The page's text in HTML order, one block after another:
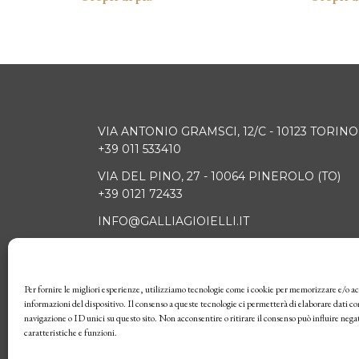
Per fornire le migliori esperienze, utilizziamo tecnologie come i cookie per memorizzare e/o
informazioni del dispositivo. Il consenso a queste tecnologie ci permetterà di elaborare dati
navigazione o ID unici su questo sito. Non acconsentire o ritirare il consenso può influire
caratteristiche e funzioni.
VIA ANTONIO GRAMSCI, 12/C - 10123 TORINO
+39 011 533410
VIA DEL PINO, 27 - 10064 PINEROLO (TO)
+39 0121 72433
INFO@GALLIAGIOIELLI.IT
HOME OROLOGI